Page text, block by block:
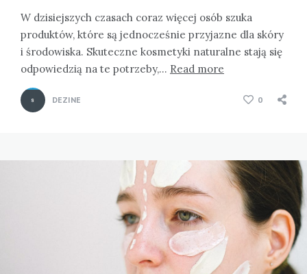
W dzisiejszych czasach coraz więcej osób szuka
produktów, które są jednocześnie przyjazne dla skóry
i środowiska. Skuteczne kosmetyki naturalne stają się
odpowiedzią na te potrzeby,… Read more
DEZINE 0